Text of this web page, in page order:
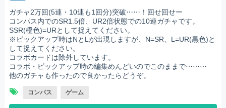
ガチャ2万回(5連・10連も1回分)突破⋯⋯！回せ回せー
コンパス内でのSR1.5倍、UR2倍状態での10連ガチャです。
SSR(橙色)=URとして捉えてください。
※ピックアップ時はNとLが出現しますが、N=SR、L=UR(黒色)と
して捉えてください。
コラボカードは除外しています。
コラボ・ピックアップ時の編集めんどいのでこのままで⋯⋯⋯
他のガチャも作ったので良かったらどうぞ。
コンパス ゲーム